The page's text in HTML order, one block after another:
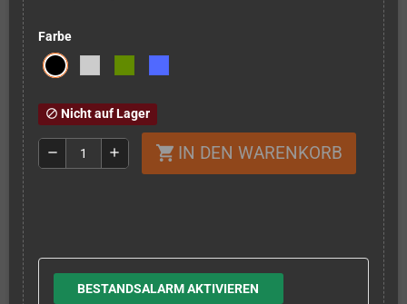
Farbe
block Nicht auf Lager
remove add shopping_cart IN DEN WARENKORB
BESTANDSALARM AKTIVIEREN